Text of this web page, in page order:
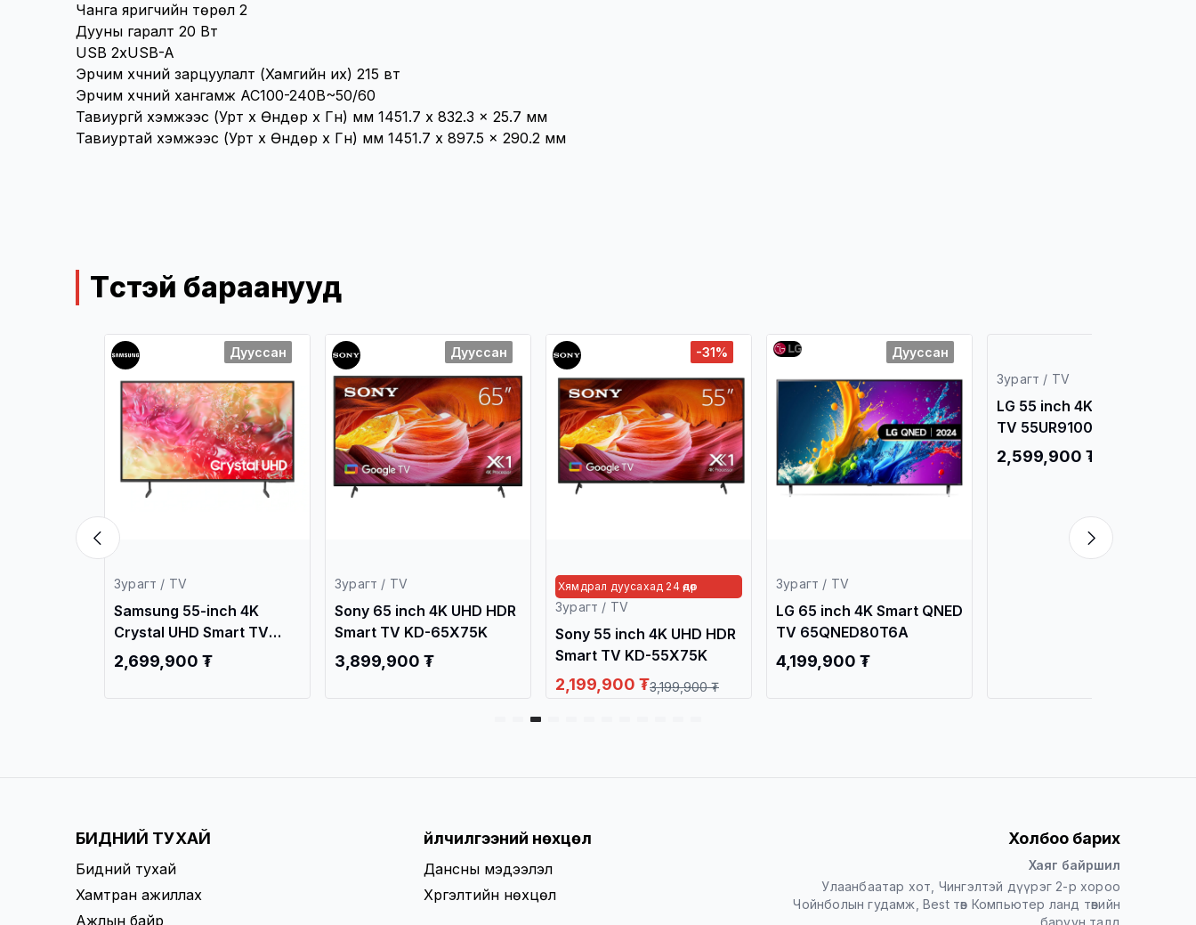
Чанга яригчийн төрөл 2
Дууны гаралт 20 Вт
USB 2xUSB-A
Эрчим хүчний зарцуулалт (Хамгийн их) 215 вт
Эрчим хүчний хангамж AC100-240B~50/60
Тавиургүй хэмжээс (Урт х Өндөр х Гүн) мм 1451.7 x 832.3 x 25.7 мм
Тавиуртай хэмжээс (Урт х Өндөр х Гүн) мм 1451.7 x 897.5 x 290.2 мм
Төстэй бараанууд
Дууссан
Зурагт / TV
Samsung 55-inch 4K
Crystal UHD Smart TV
UE55DU7100UXCE /
Ухаалаг Зурагт /
2,699,900 ₮
Дууссан
Зурагт / TV
Sony 65 inch 4K UHD HDR
Smart TV KD-65X75K
3,899,900 ₮
-31%
Хямдрал дуусахад 24 өдөр
Зурагт / TV
Sony 55 inch 4K UHD HDR
Smart TV KD-55X75K
2,199,900 ₮3,199,900 ₮
Дууссан
Зурагт / TV
LG 65 inch 4K Smart QNED
TV 65QNED80T6A
4,199,900 ₮
БИДНИЙ ТУХАЙ
Бидний тухай
Хамтран ажиллах
Ажлын байр
Үйлчилгээний нөхцөл
Дансны мэдээлэл
Хүргэлтийн нөхцөл
Холбоо барих
Хаяг байршил
Улаанбаатар хот, Чингэлтэй дүүрэг 2-р хороо
Чойнболын гудамж, Best төв Компьютер ланд төвийн
баруун талд